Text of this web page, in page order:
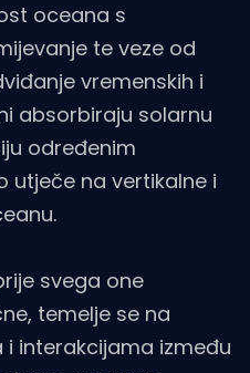
oceana s
te veze od
vremenskih i
absorbiraju solarnu
određenim
utječe na vertikalne i
svega one
temelje se na
interakcijama između